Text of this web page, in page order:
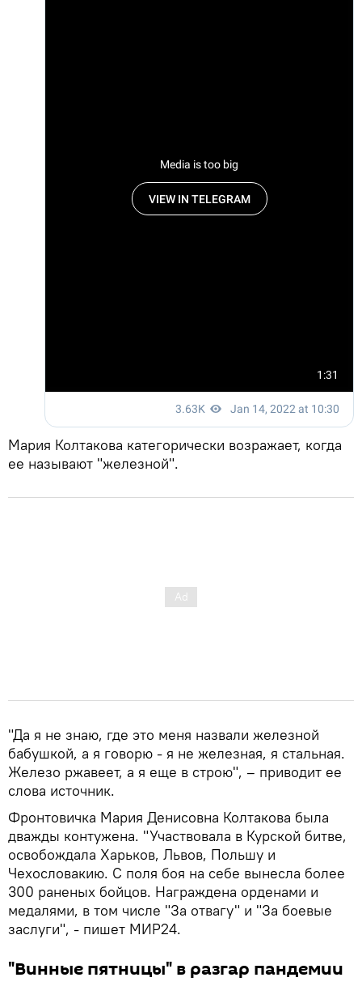
Мария Колтакова категорически возражает, когда
ее называют "железной".
"Да я не знаю, где это меня назвали железной
бабушкой, а я говорю - я не железная, я стальная.
Железо ржавеет, а я еще в строю", – приводит ее
слова источник.
Фронтовичка Мария Денисовна Колтакова была
дважды контужена. "Участвовала в Курской битве,
освобождала Харьков, Львов, Польшу и
Чехословакию. С поля боя на себе вынесла более
300 раненых бойцов. Награждена орденами и
медалями, в том числе "За отвагу" и "За боевые
заслуги", - пишет МИР24.
"Винные пятницы" в разгар пандемии